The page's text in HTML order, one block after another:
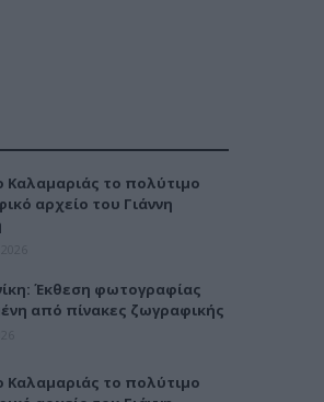
Καλαμαριάς το πολύτιμο
αρχείο του Γιάννη
Έκθεση φωτογραφίας
από πίνακες ζωγραφικής
Καλαμαριάς το πολύτιμο